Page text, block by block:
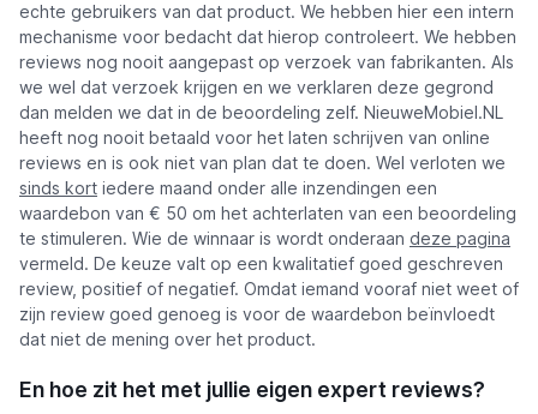
echte gebruikers van dat product. We hebben hier een intern
mechanisme voor bedacht dat hierop controleert. We hebben
reviews nog nooit aangepast op verzoek van fabrikanten. Als
we wel dat verzoek krijgen en we verklaren deze gegrond
dan melden we dat in de beoordeling zelf. NieuweMobiel.NL
heeft nog nooit betaald voor het laten schrijven van online
reviews en is ook niet van plan dat te doen. Wel verloten we
sinds kort iedere maand onder alle inzendingen een
waardebon van € 50 om het achterlaten van een beoordeling
te stimuleren. Wie de winnaar is wordt onderaan deze pagina
vermeld. De keuze valt op een kwalitatief goed geschreven
review, positief of negatief. Omdat iemand vooraf niet weet of
zijn review goed genoeg is voor de waardebon beïnvloedt
dat niet de mening over het product.
En hoe zit het met jullie eigen expert reviews?